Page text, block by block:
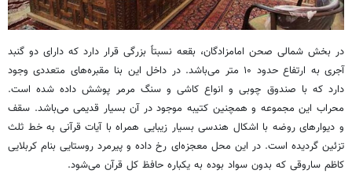
در بخش شمالی صحن امامزادگان، بقعه نسبتاً بزرگی قرار دارد که دارای دو گنبد
آجری به ارتفاع حدود ۱۰ متر می‌باشد. در داخل این بنا مقبره‌های متعددی وجود
دارد که با صندوق چوبی و انواع کاشی و سنگ مرمر پوشش داده شده است.
محراب این مجموعه و همچنین کتیبه موجود در آن بسیار قدیمی می‌باشد. سقف
و دیوارهای روضه با اشکال هندسی بسیار زیبایی همراه با آیات قرآنی به خط ثلث
تزئین گردیده است. در این محل معجزه‌ای رخ داده و پیرمرد روستایی بنام کربلایی
کاظم ساروقی که بدون سواد بوده به یکباره حافظ کل قرآن می‌شود.